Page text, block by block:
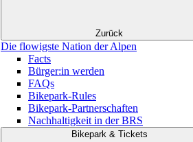
Zurück
Die flowigste Nation der Alpen
Facts
Bürger:in werden
FAQs
Bikepark-Rules
Bikepark-Partnerschaften
Nachhaltigkeit in der BRS
Bikepark & Tickets